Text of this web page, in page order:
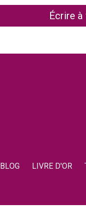
Écrire
BLOG LIVRE D'OR